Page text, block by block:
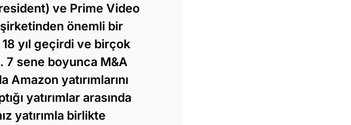
ve Prime Video
şirketinden önemli bir
18 yıl geçirdi ve birçok
sene boyunca M&A
yatırımlarını
yatırımlar arasında
yatırımla birlikte